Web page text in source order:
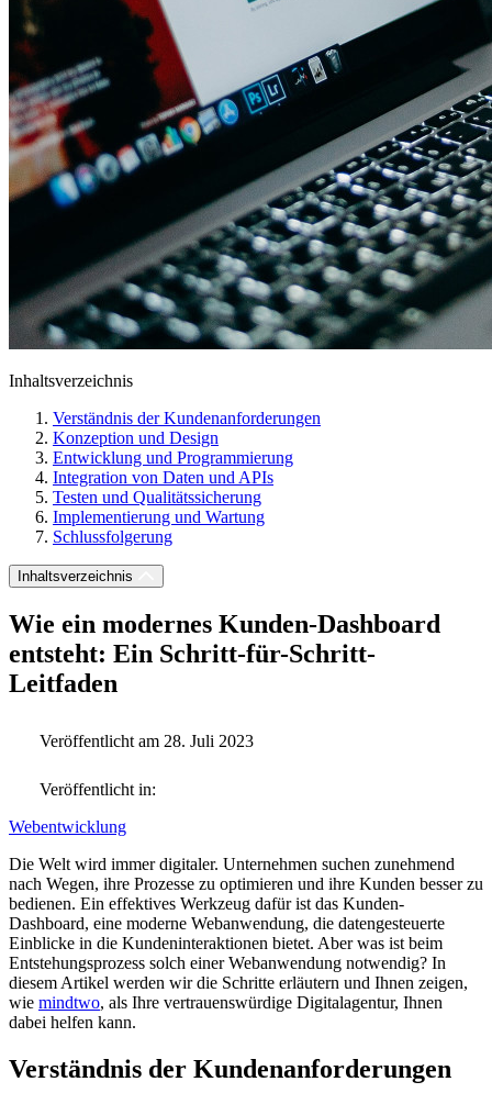
Inhaltsverzeichnis
Verständnis der Kundenanforderungen
Konzeption und Design
Entwicklung und Programmierung
Integration von Daten und APIs
Testen und Qualitätssicherung
Implementierung und Wartung
Schlussfolgerung
Inhaltsverzeichnis
Wie ein modernes Kunden-Dashboard
entsteht: Ein Schritt-für-Schritt-
Leitfaden
Veröffentlicht am 28. Juli 2023
Veröffentlicht in:
Webentwicklung
Die Welt wird immer digitaler. Unternehmen suchen zunehmend
nach Wegen, ihre Prozesse zu optimieren und ihre Kunden besser zu
bedienen. Ein effektives Werkzeug dafür ist das Kunden-
Dashboard, eine moderne Webanwendung, die datengesteuerte
Einblicke in die Kundeninteraktionen bietet. Aber was ist beim
Entstehungsprozess solch einer Webanwendung notwendig? In
diesem Artikel werden wir die Schritte erläutern und Ihnen zeigen,
wie mindtwo, als Ihre vertrauenswürdige Digitalagentur, Ihnen
dabei helfen kann.
Verständnis der Kundenanforderungen